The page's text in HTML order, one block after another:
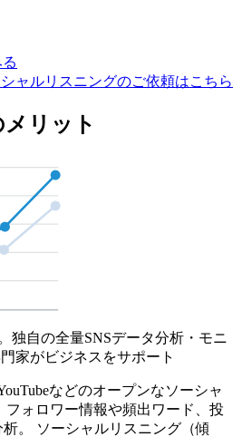
ャルリスニングのご依頼はこちら
リット
独自の全量SNSデータ分析・モニ
家がビジネスをサポート
などのオープンなソーシャ
フォロワー情報や頻出ワード、投
。 ソーシャルリスニング（傾